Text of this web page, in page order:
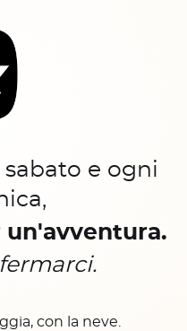
sabato e ogni
con la neve.